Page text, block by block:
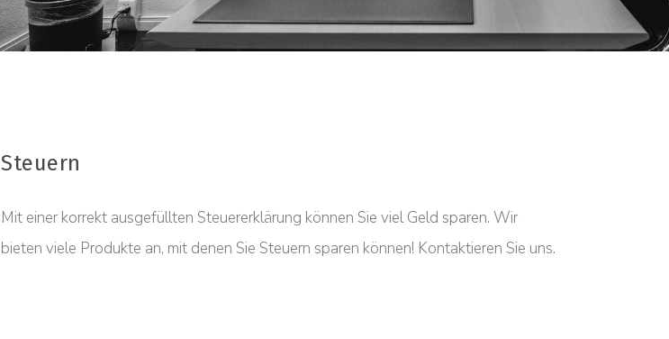
Steuern
Mit einer korrekt ausgefüllten Steuererklärung können Sie viel Geld sparen. Wir
bieten viele Produkte an, mit denen Sie Steuern sparen können! ​Kontaktieren Sie uns.